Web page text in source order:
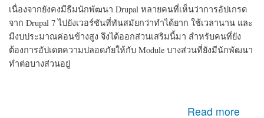
เนื่องจากยังคงมีธีมนักพัฒนา Drupal หลายคนที่เห็นว่าการอัปเกรด
จาก Drupal 7 ไปยังเวอร์ชันที่ทันสมัยกว่าทำได้ยาก ใช้เวลานาน และ
มีงบประมาณค่อนข้างสูง จึงได้ออกส่วนเสริมนี้มา สำหรับคนที่ยัง
ต้องการอัปเดตความปลอดภัยให้กับ Module บางส่วนที่ยังมีนักพัฒนา
ทำต่อบางส่วนอยู่
Read more
about d7security client Module ที่ควรติดตั้ง หากเว็บไซต์